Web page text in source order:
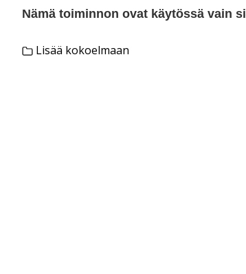
Nämä toiminnon ovat käytössä vain
Lisää kokoelmaan